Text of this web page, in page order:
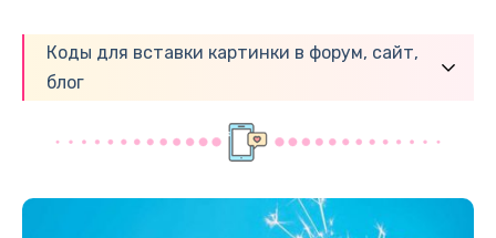
Коды для вставки картинки в форум, сайт,
блог